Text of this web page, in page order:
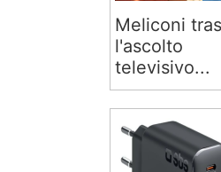
Meliconi
l'ascolto
televisivo...